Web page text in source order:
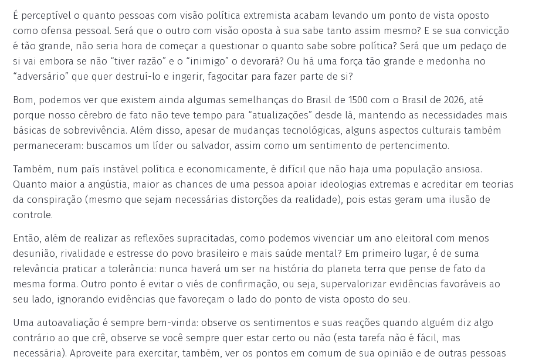
É perceptível o quanto pessoas com visão política extremista acabam levando um ponto de vista oposto
como ofensa pessoal. Será que o outro com visão oposta à sua sabe tanto assim mesmo? E se sua convicção
é tão grande, não seria hora de começar a questionar o quanto sabe sobre política? Será que um pedaço de
si vai embora se não “tiver razão” e o “inimigo” o devorará? Ou há uma força tão grande e medonha no
“adversário” que quer destruí-lo e ingerir, fagocitar para fazer parte de si?
Bom, podemos ver que existem ainda algumas semelhanças do Brasil de 1500 com o Brasil de 2026, até
porque nosso cérebro de fato não teve tempo para “atualizações” desde lá, mantendo as necessidades mais
básicas de sobrevivência. Além disso, apesar de mudanças tecnológicas, alguns aspectos culturais também
permaneceram: buscamos um líder ou salvador, assim como um sentimento de pertencimento.
Também, num país instável política e economicamente, é difícil que não haja uma população ansiosa.
Quanto maior a angústia, maior as chances de uma pessoa apoiar ideologias extremas e acreditar em teorias
da conspiração (mesmo que sejam necessárias distorções da realidade), pois estas geram uma ilusão de
controle.
Então, além de realizar as reflexões supracitadas, como podemos vivenciar um ano eleitoral com menos
desunião, rivalidade e estresse do povo brasileiro e mais saúde mental? Em primeiro lugar, é de suma
relevância praticar a tolerância: nunca haverá um ser na história do planeta terra que pense de fato da
mesma forma. Outro ponto é evitar o viés de confirmação, ou seja, supervalorizar evidências favoráveis ao
seu lado, ignorando evidências que favoreçam o lado do ponto de vista oposto do seu.
Uma autoavaliação é sempre bem-vinda: observe os sentimentos e suas reações quando alguém diz algo
contrário ao que crê, observe se você sempre quer estar certo ou não (esta tarefa não é fácil, mas
necessária). Aproveite para exercitar, também, ver os pontos em comum de sua opinião e de outras pessoas